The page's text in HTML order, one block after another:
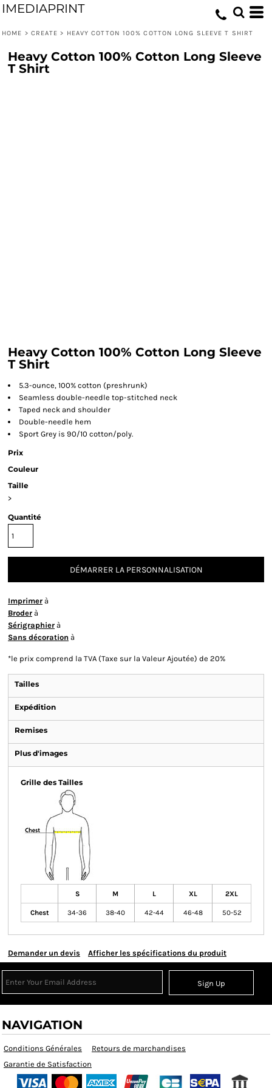
IMEDIAPRINT
HOME > CREATE > HEAVY COTTON 100% COTTON LONG SLEEVE T SHIRT
Heavy Cotton 100% Cotton Long Sleeve
T Shirt
Heavy Cotton 100% Cotton Long Sleeve
T Shirt
5.3-ounce, 100% cotton (preshrunk)
Seamless double-needle top-stitched neck
Taped neck and shoulder
Double-needle hem
Sport Grey is 90/10 cotton/poly.
Prix
Couleur
Taille
>
Quantité
DÉMARRER LA PERSONNALISATION
Imprimer à
Broder à
Sérigraphier à
Sans décoration à
*le prix comprend la TVA (Taxe sur la Valeur Ajoutée) de 20%
Tailles
Expédition
Remises
Plus d'images
Grille des Tailles
S M L XL 2XL
Chest 34-36 38-40 42-44 46-48 50-52
Demander un devis Afficher les spécifications du produit
Sign Up
NAVIGATION
Conditions Générales
Retours de marchandises
Garantie de Satisfaction